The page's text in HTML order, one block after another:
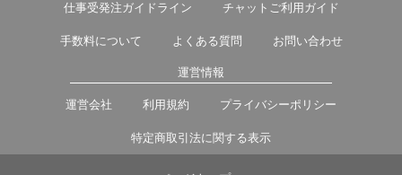
仕事受発注ガイドライン チャットご利用ガイド
手数料について よくある質問 お問い合わせ
運営情報
運営会社 利用規約 プライバシーポリシー
特定商取引法に関する表示